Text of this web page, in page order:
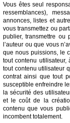
Vous êtes seul
ressemblances),
annonces, listes et
vous transmettez ou
publier, transmettre ou
l’auteur ou que vous
que nous puissions, le
tout contenu
tout contenu utilisateur
contrat ainsi que tout
susceptible enfreindre
la sécurité des
et le coût de la
contenu que vous
incombent totalement.